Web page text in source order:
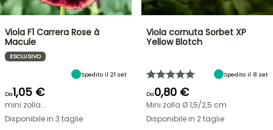
Viola F1 Carrera Rose à
Macule
ESCLUSIVO
Spedito il 21 set
Da1,05 €
mini zolla...
Disponibile in 3 taglie
Viola cornuta Sorbet XP
Yellow Blotch
Spedito il 8 set
Da0,80 €
Mini zolla Ø 1,5/2,5 cm
Disponibile in 2 taglie